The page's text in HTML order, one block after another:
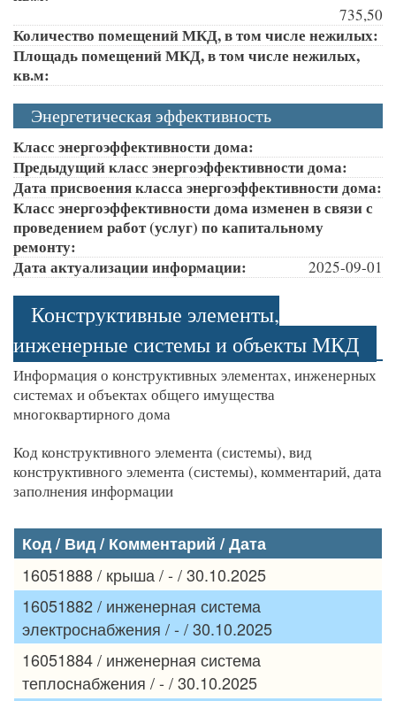
735,50
Количество помещений МКД, в том числе нежилых:
Площадь помещений МКД, в том числе нежилых,
кв.м:
Энергетическая эффективность
Класс энергоэффективности дома:
Предыдущий класс энергоэффективности дома:
Дата присвоения класса энергоэффективности дома:
Класс энергоэффективности дома изменен в связи с
проведением работ (услуг) по капитальному
ремонту:
Дата актуализации информации:
2025-09-01
Конструктивные элементы,
инженерные системы и объекты МКД
Информация о конструктивных элементах, инженерных
системах и объектах общего имущества
многоквартирного дома
Код конструктивного элемента (системы), вид
конструктивного элемента (системы), комментарий, дата
заполнения информации
Код / Вид / Комментарий / Дата
16051888 / крыша / - / 30.10.2025
16051882 / инженерная система
электроснабжения / - / 30.10.2025
16051884 / инженерная система
теплоснабжения / - / 30.10.2025